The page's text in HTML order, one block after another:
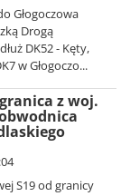
Głogoczowa
Drogą
DK52 - Kęty,
w Głogoczo...
z woj.
S19 od granicy